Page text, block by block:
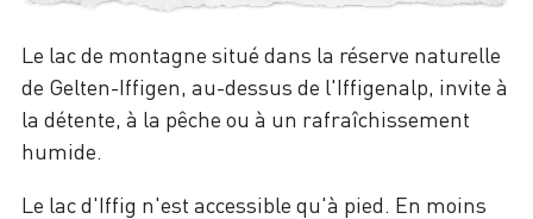
Le lac de montagne situé dans la réserve naturelle
de Gelten-Iffigen, au-dessus de l'Iffigenalp, invite à
la détente, à la pêche ou à un rafraîchissement
humide.
Le lac d'Iffig n'est accessible qu'à pied. En moins